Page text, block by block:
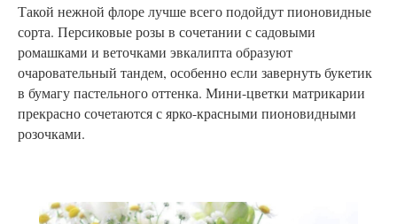
Такой нежной флоре лучше всего подойдут пионовидные
сорта. Персиковые розы в сочетании с садовыми
ромашками и веточками эвкалипта образуют
очаровательный тандем, особенно если завернуть букетик
в бумагу пастельного оттенка. Мини-цветки матрикарии
прекрасно сочетаются с ярко-красными пионовидными
розочками.